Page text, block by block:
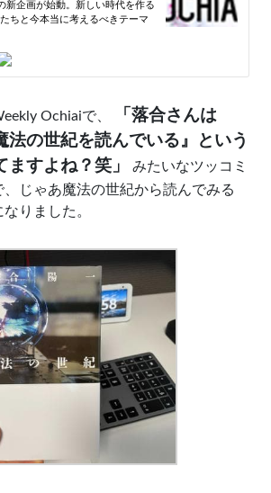
Ochiaiで、
「落合さんは
法の世紀を読んでいる』という
すよね？笑」
みたいなツッコミ
、じゃあ魔法の世紀から読んでみる
りました。